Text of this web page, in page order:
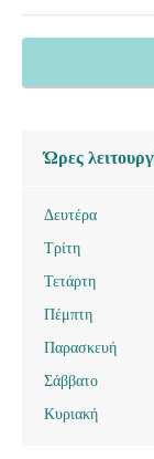
Ώρες
Δευτέρα
Τρίτη
Τετάρτη
Πέμπτη
Παρασκευή
Σάββατο
Κυριακή